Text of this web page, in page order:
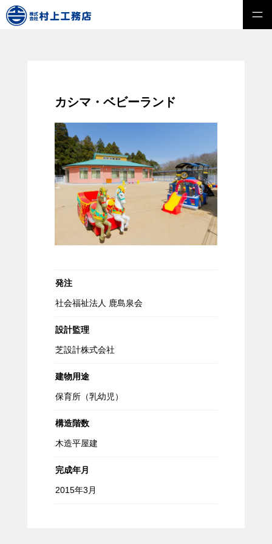
カシマ・ベビーランド
発注
社会福祉法人 鹿島泉会
設計監理
芝設計株式会社
建物用途
保育所（乳幼児）
構造階数
木造平屋建
完成年月
2015年3月